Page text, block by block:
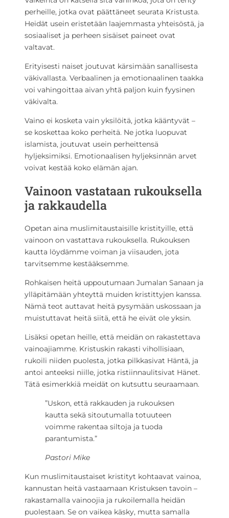
perheille, jotka ovat päättäneet seurata Kristusta.
Heidät usein eristetään laajemmasta yhteisöstä, ja
sosiaaliset ja perheen sisäiset paineet ovat
valtavat.
Erityisesti naiset joutuvat kärsimään sanallisesta
väkivallasta. Verbaalinen ja emotionaalinen taakka
voi vahingoittaa aivan yhtä paljon kuin fyysinen
väkivalta.
Vaino ei kosketa vain yksilöitä, jotka kääntyvät –
se koskettaa koko perheitä. Ne jotka luopuvat
islamista, joutuvat usein perheittensä
hyljeksimiksi. Emotionaalisen hyljeksinnän arvet
voivat kestää koko elämän ajan.
Vainoon vastataan rukouksella
ja rakkaudella
Opetan aina muslimitaustaisille kristityille, että
vainoon on vastattava rukouksella. Rukouksen
kautta löydämme voiman ja viisauden, jota
tarvitsemme kestääksemme.
Rohkaisen heitä uppoutumaan Jumalan Sanaan ja
ylläpitämään yhteyttä muiden kristittyjen kanssa.
Nämä teot auttavat heitä pysymään uskossaan ja
muistuttavat heitä siitä, että he eivät ole yksin.
Lisäksi opetan heille, että meidän on rakastettava
vainoajiamme. Kristuskin rakasti vihollisiaan,
rukoili niiden puolesta, jotka pilkkasivat Häntä, ja
antoi anteeksi niille, jotka ristiinnaulitsivat Hänet.
Tätä esimerkkiä meidät on kutsuttu seuraamaan.
”Uskon, että rakkauden ja rukouksen
kautta sekä sitoutumalla totuuteen
voimme rakentaa siltoja ja tuoda
parantumista.”
Pastori Mike
Kun muslimitaustaiset kristityt kohtaavat vainoa,
kannustan heitä vastaamaan Kristuksen tavoin –
rakastamalla vainoojia ja rukoilemalla heidän
puolestaan. Se on vaikea käsky, mutta samalla